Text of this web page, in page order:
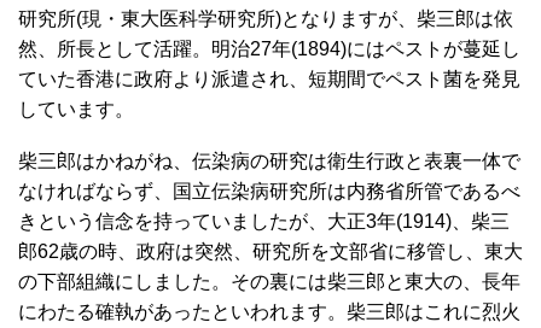
研究所(現・東大医科学研究所)となりますが、柴三郎は依
然、所長として活躍。明治27年(1894)にはペストが蔓延し
ていた香港に政府より派遣され、短期間でペスト菌を発見
しています。
柴三郎はかねがね、伝染病の研究は衛生行政と表裏一体で
なければならず、国立伝染病研究所は内務省所管であるべ
きという信念を持っていましたが、大正3年(1914)、柴三
郎62歳の時、政府は突然、研究所を文部省に移管し、東大
の下部組織にしました。その裏には柴三郎と東大の、長年
にわたる確執があったといわれます。柴三郎はこれに烈火